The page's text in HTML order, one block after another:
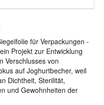
für Verpackungen -
Projekt zur Entwicklung
Verschlusses von
auf Joghurtbecher, weil
Dichtheit, Sterilität,
und Gewohnheiten der